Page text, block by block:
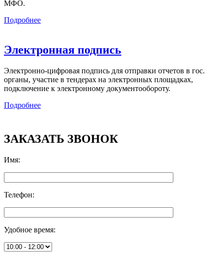
МФО.
Подробнее
Электронная подпись
Электронно-цифровая подпись для отправки отчетов в гос.
органы, участие в тендерах на электронных площадках,
подключение к электронному документообороту.
Подробнее
ЗАКАЗАТЬ ЗВОНОК
Имя:
Телефон:
Удобное время: